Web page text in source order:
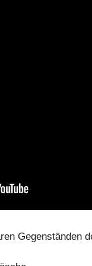
Gegenständen